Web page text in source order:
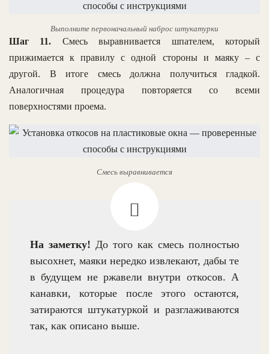
Выполните первоначальный наброс штукатурки
Шаг 11. Смесь выравнивается шпателем, который
прижимается к правилу с одной стороны и маяку – с
другой. В итоге смесь должна получиться гладкой.
Аналогичная процедура повторяется со всеми
поверхностями проема.
Смесь выравнивается
На заметку! До того как смесь полностью
высохнет, маяки нередко извлекают, дабы те
в будущем не ржавели внутри откосов. А
канавки, которые после этого остаются,
затираются штукатуркой и разглаживаются
так, как описано выше.